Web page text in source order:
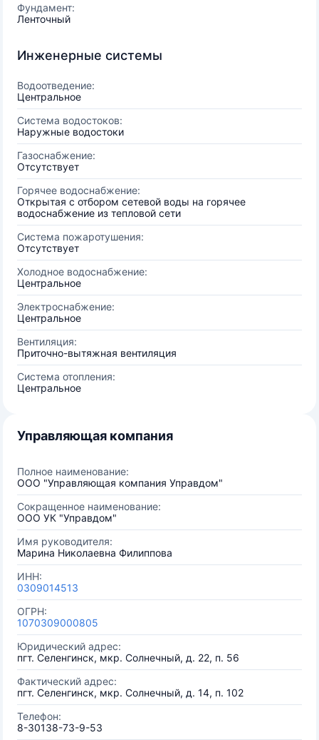
Фундамент:
Ленточный
Инженерные системы
Водоотведение:
Центральное
Система водостоков:
Наружные водостоки
Газоснабжение:
Отсутствует
Горячее водоснабжение:
Открытая с отбором сетевой воды на горячее
водоснабжение из тепловой сети
Система пожаротушения:
Отсутствует
Холодное водоснабжение:
Центральное
Электроснабжение:
Центральное
Вентиляция:
Приточно-вытяжная вентиляция
Система отопления:
Центральное
Управляющая компания
Полное наименование:
ООО "Управляющая компания Управдом"
Сокращенное наименование:
ООО УК "Управдом"
Имя руководителя:
Марина Николаевна Филиппова
ИНН:
0309014513
ОГРН:
1070309000805
Юридический адрес:
пгт. Селенгинск, мкр. Солнечный, д. 22, п. 56
Фактический адрес:
пгт. Селенгинск, мкр. Солнечный, д. 14, п. 102
Телефон:
8-30138-73-9-53